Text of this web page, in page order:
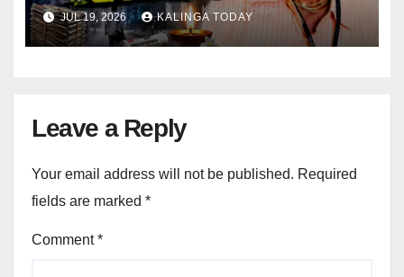
JUL 19, 2026 KALINGA TODAY
Leave a Reply
Your email address will not be published. Required
fields are marked *
Comment*